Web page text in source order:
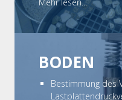
BODEN
Bestimmung des